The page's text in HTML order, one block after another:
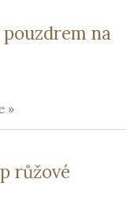
na
»
růžové